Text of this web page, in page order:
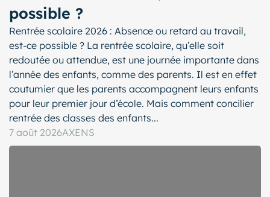
possible ?
Rentrée scolaire 2026 : Absence ou retard au travail,
est-ce possible ? La rentrée scolaire, qu’elle soit
redoutée ou attendue, est une journée importante dans
l’année des enfants, comme des parents. Il est en effet
coutumier que les parents accompagnent leurs enfants
pour leur premier jour d’école. Mais comment concilier
rentrée des classes des enfants...
7 août 2026AXENS